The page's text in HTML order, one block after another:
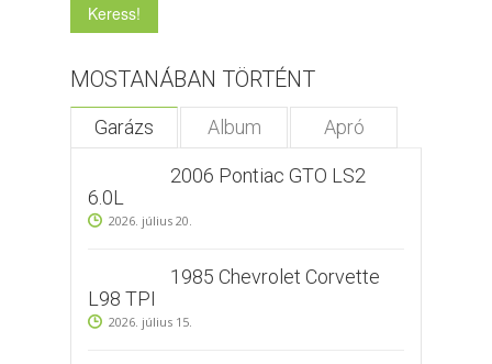
MOSTANÁBAN TÖRTÉNT
Garázs Album Apró
2006 Pontiac GTO LS2
6.0L
2026. július 20.
1985 Chevrolet Corvette
L98 TPI
2026. július 15.